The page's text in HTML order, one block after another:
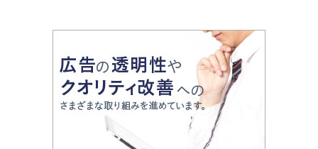
大阪府
兵庫県 京都府 奈良県
和歌山県
鳥取県
島根県 岡山県 広島県
香川県
高知県
教育全般
大学受験塾の選び方
中学受験に熱心な市区町村ランキング
小学校受験
家庭教師
運動と遊びを考える
情報Ⅰ、数学が苦手な人注目！最短距離の学力
アップ法
悩み多き「大学受験」相談室
英語・英会話・英検対策
小学校教師が解説！中学受験のリアル
大学入試改革
ママテクエグザム
進化する中高一貫校・高校